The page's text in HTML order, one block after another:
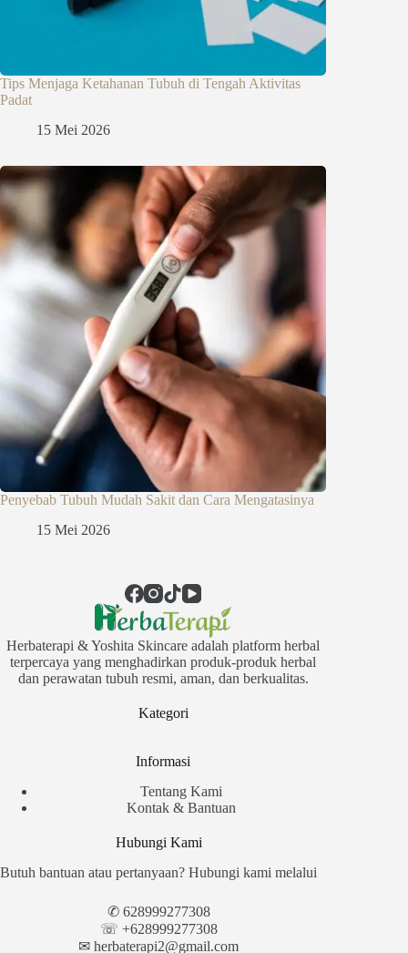
Tips Menjaga Ketahanan Tubuh di Tengah Aktivitas
Padat
15 Mei 2026
Penyebab Tubuh Mudah Sakit dan Cara Mengatasinya
15 Mei 2026
Herbaterapi & Yoshita Skincare adalah platform herbal
terpercaya yang menghadirkan produk-produk herbal
dan perawatan tubuh resmi, aman, dan berkualitas.
Kategori
Informasi
Tentang Kami
Kontak & Bantuan
Hubungi Kami
Butuh bantuan atau pertanyaan? Hubungi kami melalui
✆ 628999277308
☏ +628999277308
✉︎ herbaterapi2@gmail.com